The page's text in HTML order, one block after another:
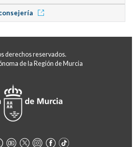
derechos reservados.
de la Región de Murcia